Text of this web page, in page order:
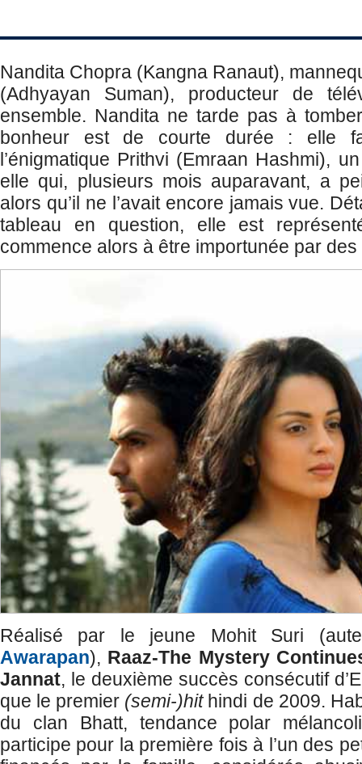
Nandita Chopra (Kangna Ranaut),
(Adhyayan Suman), producteur de
ensemble. Nandita ne tarde pas à
bonheur est de courte durée : elle
l’énigmatique Prithvi (Emraan Hashmi),
elle qui, plusieurs mois auparavant, a
alors qu’il ne l’avait encore jamais vue.
tableau en question, elle est
commence alors à être importunée par
Réalisé par le jeune Mohit Suri
Awarapan), Raaz-The Mystery
Jannat, le deuxième succès consécutif
que le premier (semi-)hithindi de 2009.
du clan Bhatt, tendance polar
participe pour la première fois à l’un des